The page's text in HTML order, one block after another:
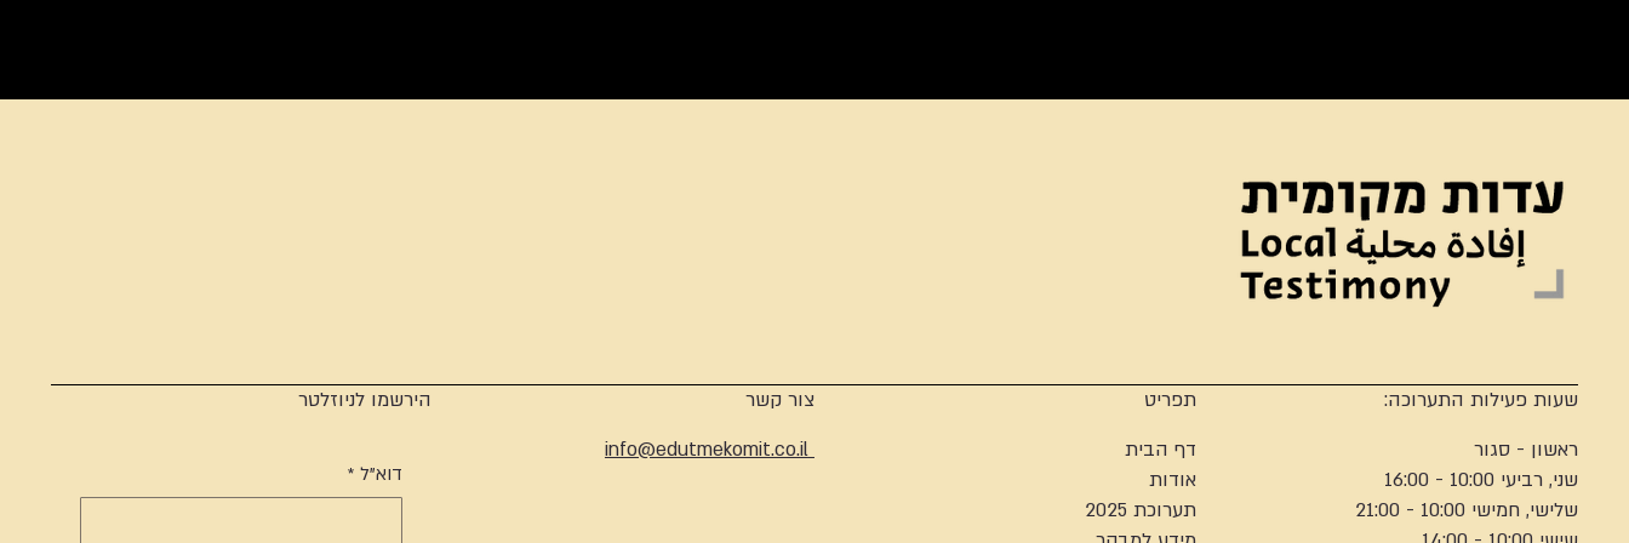
שעות פעילות התערוכה:
ראשון - סגור
שני, רביעי 10:00 - 16:00
שלישי, חמישי 10:00 - 21:00
תפריט
דף הבית
אודות
תערוכת 2025
צור קשר
info@edutmekomit.co.il
הירשמו לניוזלטר
דוא"ל *